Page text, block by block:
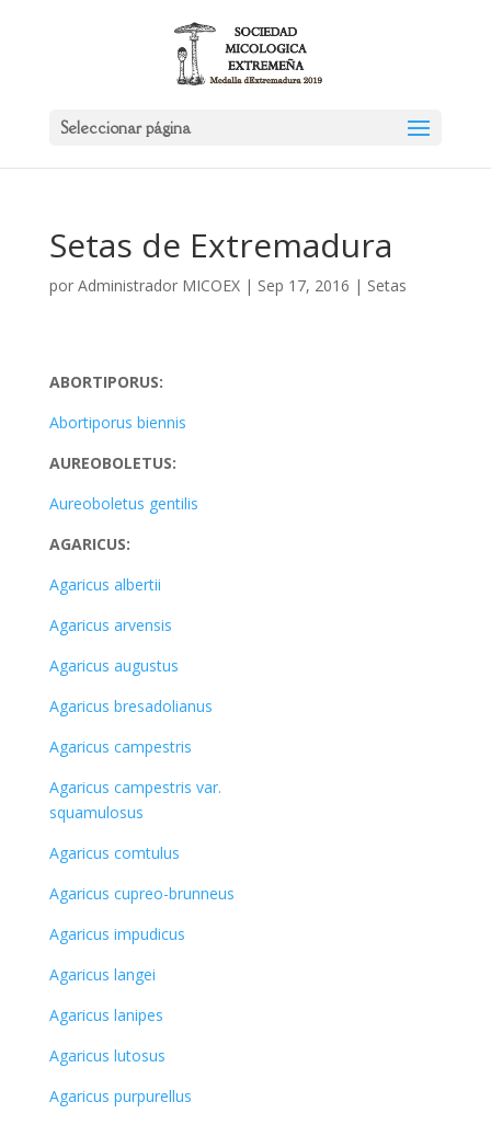
Seleccionar página
Setas de Extremadura
por Administrador MICOEX| Sep 17, 2016 | Setas
ABORTIPORUS:
Abortiporus biennis
AUREOBOLETUS:
Aureoboletus gentilis
AGARICUS:
Agaricus albertii
Agaricus arvensis
Agaricus augustus
Agaricus bresadolianus
Agaricus campestris
Agaricus campestris var.
squamulosus
Agaricus comtulus
Agaricus cupreo-brunneus
Agaricus impudicus
Agaricus langei
Agaricus lanipes
Agaricus lutosus
Agaricus purpurellus